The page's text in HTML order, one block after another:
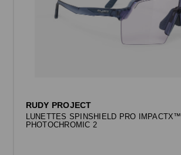
RUDY PROJECT
LUNETTES SPINSHIELD PRO IMPACTX™
PHOTOCHROMIC 2